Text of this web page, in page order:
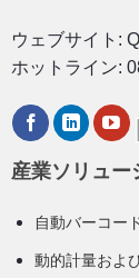
ウェブサイト:
ホットライン:
産業ソリュー
自動バーコー
動的計量およ